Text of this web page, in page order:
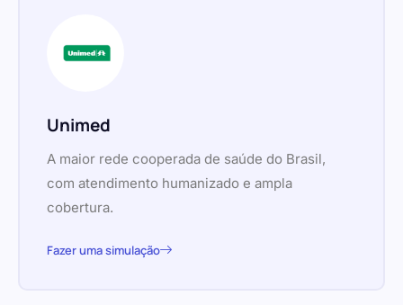
Unimed
A maior rede cooperada de saúde do Brasil,
com atendimento humanizado e ampla
cobertura.
Fazer uma simulação